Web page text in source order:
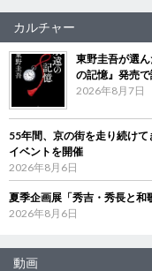
カルチャー
東野圭吾が選
の記憶』発売
2026年8月7日
55年間、京の街を走り続け
イベントを開催
2026年8月6日
夏季企画展「秀吉・秀長と
2026年8月6日
動画